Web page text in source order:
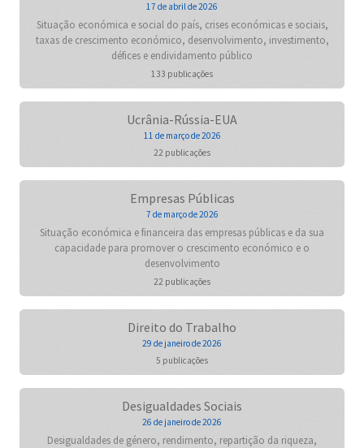
17 de abril de 2026
Situação económica e social do país, crises económicas e sociais,
taxas de crescimento económico, desenvolvimento, investimento,
défices e endividamento público
133 publicações
Ucrânia-Rússia-EUA
11 de março de 2026
22 publicações
Empresas Públicas
7 de março de 2026
Situação económica e financeira das empresas públicas e da sua
capacidade para promover o crescimento económico e o
desenvolvimento
22 publicações
Direito do Trabalho
29 de janeiro de 2026
5 publicações
Desigualdades Sociais
26 de janeiro de 2026
Desigualdades de género, rendimento, repartição da riqueza,